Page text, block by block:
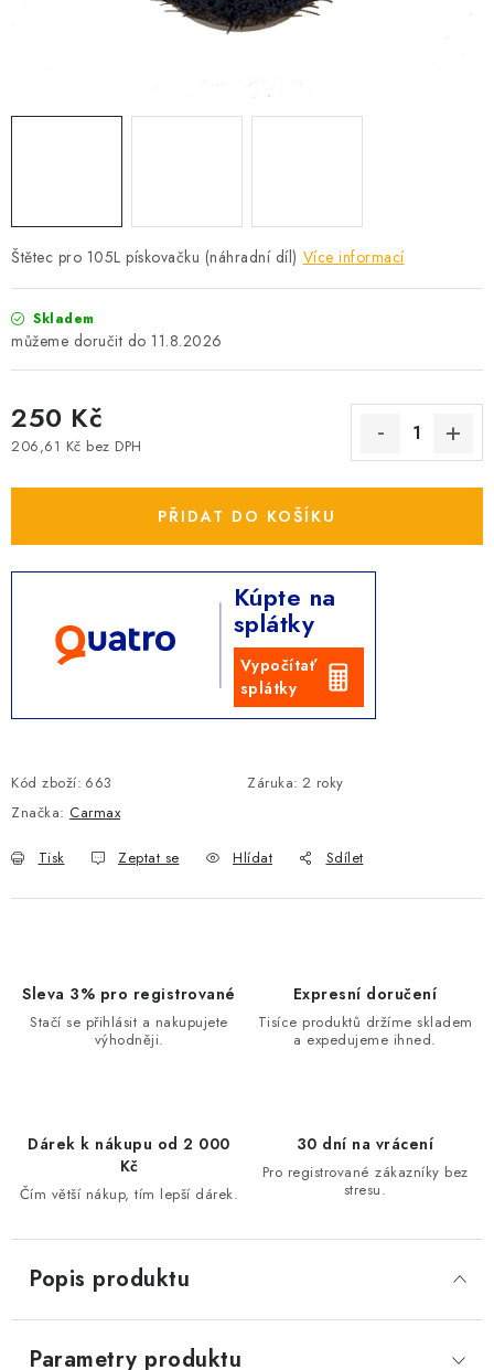
KRYCÍ PLACHTY - CELTY
Cookies
Ochrana osobních údajú
Jak funguje Zásilkovna?
Newslleter z Profigaraz.cz
Štětec pro 105L pískovačku (náhradní díl) Více informací
Skladem
11.8.2026
250 Kč
206,61 Kč bez DPH
PŘIDAT DO KOŠÍKU
Kúpte na
splátky
Vypočítať
splátky
Kód zboží: 663 Záruka: 2 roky
Značka: Carmax
Tisk Zeptat se Hlídat Sdílet
Sleva 3% pro registrované
Stačí se přihlásit a nakupujete
výhodněji.
Expresní doručení
Tisíce produktů držíme skladem
a expedujeme ihned.
Dárek k nákupu od 2 000
Kč
Čím větší nákup, tím lepší dárek.
30 dní na vrácení
Pro registrované zákazníky bez
stresu.
Popis produktu
Parametry produktu